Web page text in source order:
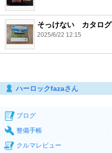
そっけない カタログ
2025/6/22 12:15
ハーロックfazaさん
ブログ
整備手帳
クルマレビュー